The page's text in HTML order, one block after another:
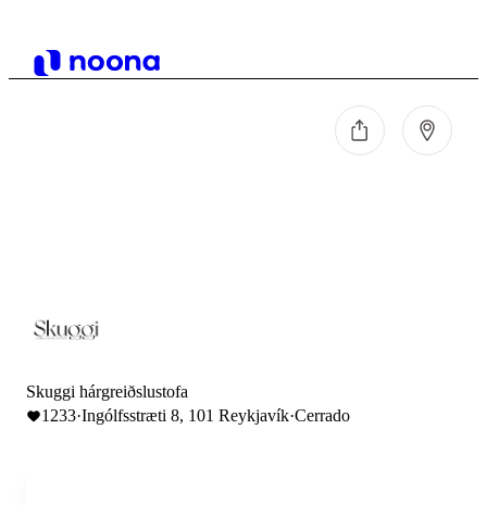
Skuggi hárgreiðslustofa
1233·Ingólfsstræti 8, 101 Reykjavík·Cerrado